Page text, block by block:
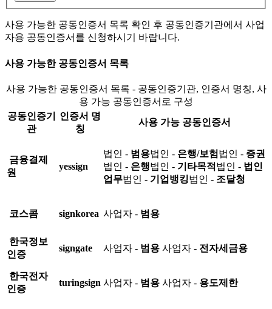
사용 가능한 공동인증서 목록 확인 후 공동인증기관에서 사업
자용 공동인증서를 신청하시기 바랍니다.
사용 가능한 공동인증서 목록
사용 가능한 공동인증서 목록 - 공동인증기관, 인증서 명칭, 사
용 가능 공동인증서로 구성
공동인증기
관
인증서 명
칭
사용 가능 공동인증서
금융결제
원
yessign
법인 - 범용법인 - 은행/보험 법인 - 증권
법인 - 은행법인 - 기타목적 법인 - 법인
업무법인 - 기업뱅킹법인 - 조달청
코스콤 signkorea 사업자 - 범용
한국정보
인증
signgate 사업자 - 범용 사업자 - 전자세금용
한국전자
인증
turingsign 사업자 - 범용 사업자 - 용도제한